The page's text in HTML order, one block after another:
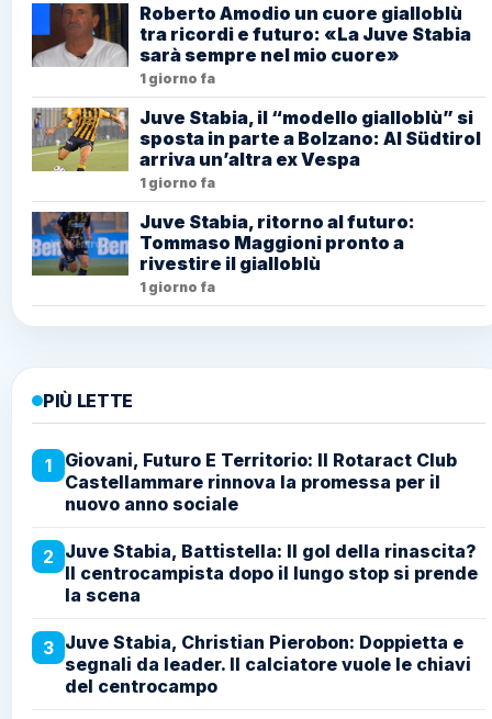
Roberto Amodio un cuore gialloblù
tra ricordi e futuro: «La Juve Stabia
sarà sempre nel mio cuore»
1 giorno fa
Juve Stabia, il “modello gialloblù” si
sposta in parte a Bolzano: Al Südtirol
arriva un’altra ex Vespa
1 giorno fa
Juve Stabia, ritorno al futuro:
Tommaso Maggioni pronto a
rivestire il gialloblù
1 giorno fa
PIÙ LETTE
1
Giovani, Futuro E Territorio: Il Rotaract Club
Castellammare rinnova la promessa per il
nuovo anno sociale
2 Juve Stabia, Battistella: Il gol della rinascita?
Il centrocampista dopo il lungo stop si prende
la scena
3 Juve Stabia, Christian Pierobon: Doppietta e
segnali da leader. Il calciatore vuole le chiavi
del centrocampo